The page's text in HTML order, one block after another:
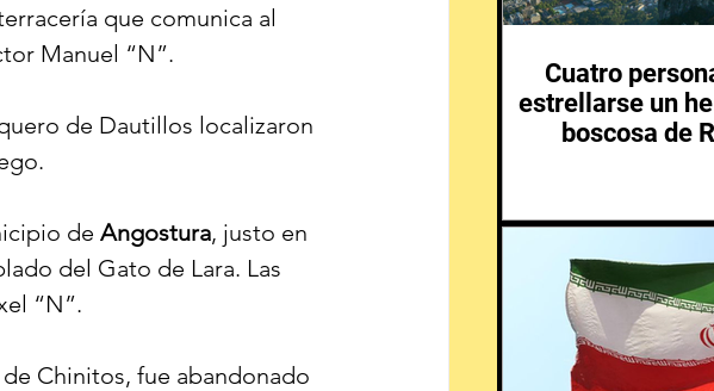
que comunica al
Manuel “N”.
de Dautillos localizaron
de Angostura, justo en
del Gato de Lara. Las
“N”.
Chinitos, fue abandonado
Cuatro
estrellarse un
boscosa de